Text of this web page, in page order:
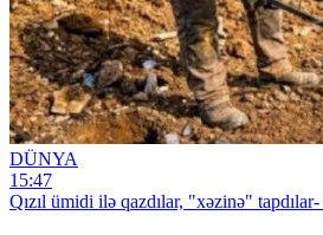
DÜNYA
15:47
Qızıl ümidi ilə qazdılar, "xəzinə" tapdılar-